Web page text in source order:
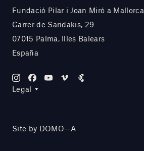
Fundació Pilar i Joan Miró a Mallorca
Carrer de Saridakis, 29
07015 Palma, Illes Balears
España
Legal
Site by DOMO—A